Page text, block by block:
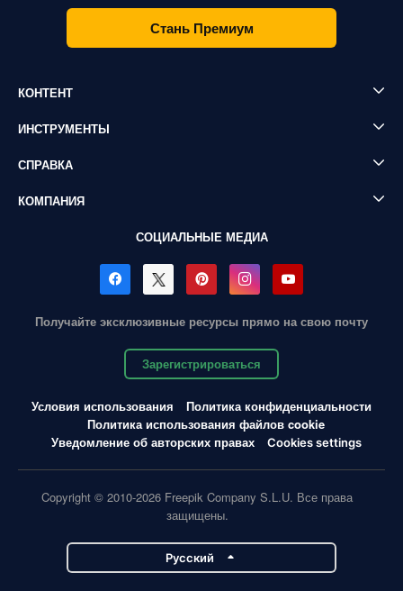
Стань Премиум
КОНТЕНТ
ИНСТРУМЕНТЫ
СПРАВКА
КОМПАНИЯ
СОЦИАЛЬНЫЕ МЕДИА
Получайте эксклюзивные ресурсы прямо на свою почту
Зарегистрироваться
Условия использования
Политика конфиденциальности
Политика использования файлов cookie
Уведомление об авторских правах
Cookies settings
Copyright © 2010-2026 Freepik Company S.L.U. Все права
защищены.
Pусский